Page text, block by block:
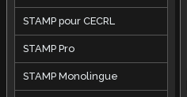
STAMP pour CECRL
STAMP Pro
STAMP Monolingue